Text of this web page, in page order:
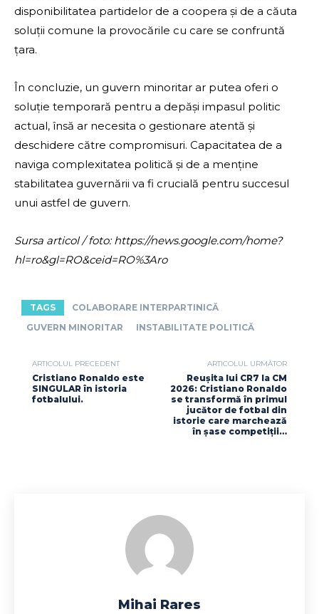
disponibilitatea partidelor de a coopera și de a căuta
soluții comune la provocările cu care se confruntă
țara.
În concluzie, un guvern minoritar ar putea oferi o
soluție temporară pentru a depăși impasul politic
actual, însă ar necesita o gestionare atentă și
deschidere către compromisuri. Capacitatea de a
naviga complexitatea politică și de a menține
stabilitatea guvernării va fi crucială pentru succesul
unui astfel de guvern.
Sursa articol / foto: https://news.google.com/home?
hl=ro&gl=RO&ceid=RO%3Aro
TAGS
COLABORARE INTERPARTINICĂ
GUVERN MINORITAR
INSTABILITATE POLITICĂ
ARTICOLUL PRECEDENT
Cristiano Ronaldo este
SINGULAR în istoria
fotbalului.
ARTICOLUL URMĂTOR
Reușita lui CR7 la CM
2026: Cristiano Ronaldo
se transformă în primul
jucător de fotbal din
istorie care marchează
în șase competiții…
Mihai Rares